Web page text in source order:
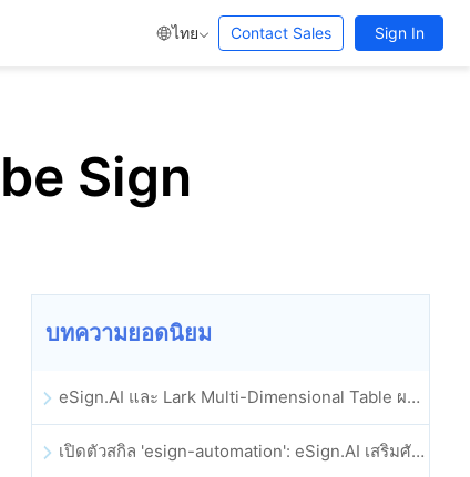
ไทย Contact Sales Sign In
Sign
บทความยอดนิยม
eSign.AI และ Lark Multi-Dimensional Table ผสานรวมกันอย่างเป็นทางการ: การลงนามและการเก็บถาวรสัญญาอิเล็กทรอนิกส์แบบอัตโนมัติเต็มรูปแบบ
เปิดตัวสกิล 'esign-automation': eSign.AI เสริมศักยภาพให้ OpenClaw ด้วยลายเซ็นอิเล็กทรอนิกส์อัตโนมัติ